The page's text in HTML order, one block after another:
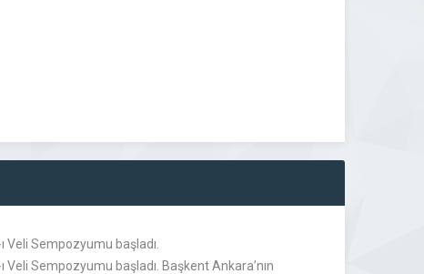
Veli Sempozyumu başladı.
Sempozyumu başladı. Başkent Ankara’nın